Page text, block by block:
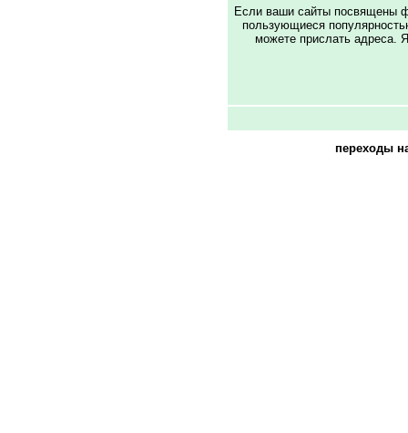
Если ваши сайты посвящены
пользyющиеся
можете прислать адреса.
переходы